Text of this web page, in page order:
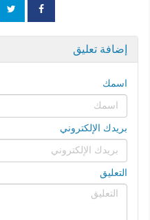
إضافة تعليق
اسمك
بريدك الإلكتروني
التعليق